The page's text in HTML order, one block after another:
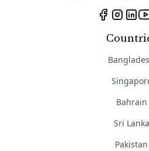
Bahrain
Sri Lanka
Pakistan